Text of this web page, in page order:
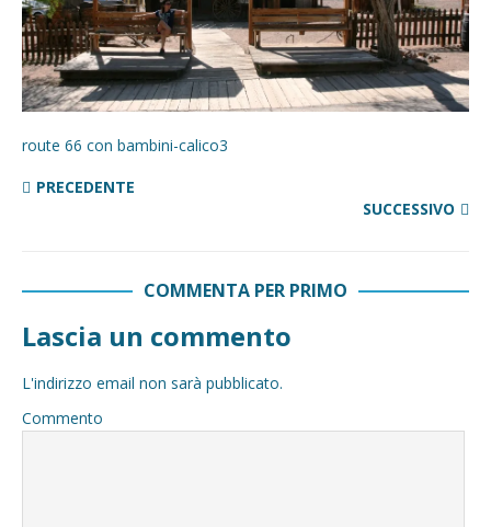
route 66 con bambini-calico3
PRECEDENTE
SUCCESSIVO
COMMENTA PER PRIMO
Lascia un commento
L'indirizzo email non sarà pubblicato.
Commento